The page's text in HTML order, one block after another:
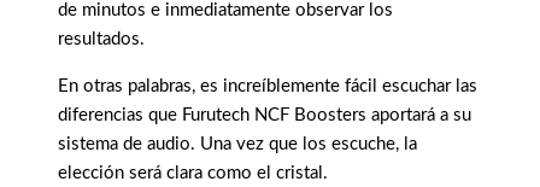
de minutos e inmediatamente observar los
resultados.
En otras palabras, es increíblemente fácil escuchar las
diferencias que Furutech NCF Boosters aportará a su
sistema de audio. Una vez que los escuche, la
elección será clara como el cristal.